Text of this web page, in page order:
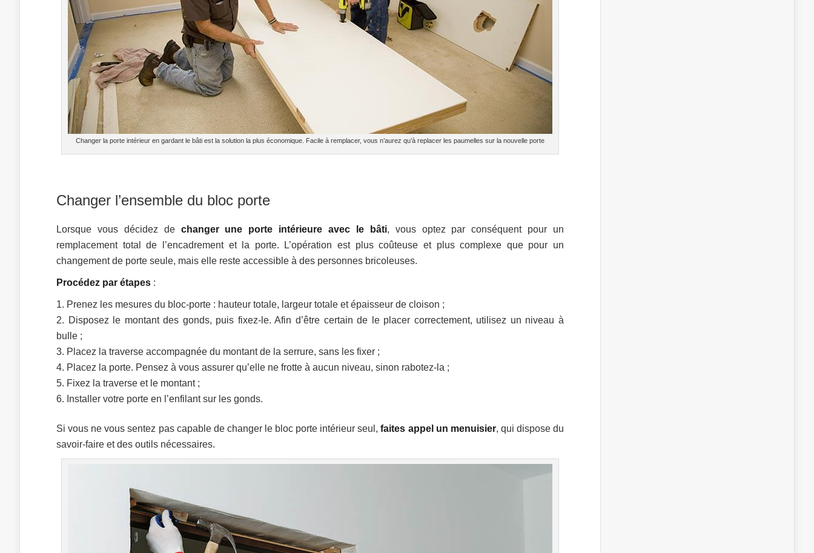
Changer la porte intérieur en gardant le bâti est la solution la plus économique. Facile à remplacer, vous n’aurez qu’à replacer les paumelles sur la nouvelle porte
Changer l’ensemble du bloc porte
Lorsque vous décidez de changer une porte intérieure avec le bâti, vous optez par conséquent pour un
remplacement total de l’encadrement et la porte. L’opération est plus coûteuse et plus complexe que pour un
changement de porte seule, mais elle reste accessible à des personnes bricoleuses.
Procédez par étapes :
Prenez les mesures du bloc-porte : hauteur totale, largeur totale et épaisseur de cloison ;
Disposez le montant des gonds, puis fixez-le. Afin d’être certain de le placer correctement, utilisez un niveau à
bulle ;
Placez la traverse accompagnée du montant de la serrure, sans les fixer ;
Placez la porte. Pensez à vous assurer qu’elle ne frotte à aucun niveau, sinon rabotez-la ;
Fixez la traverse et le montant ;
Installer votre porte en l’enfilant sur les gonds.
Si vous ne vous sentez pas capable de changer le bloc porte intérieur seul,faites appel un menuisier, qui dispose du
savoir-faire et des outils nécessaires.